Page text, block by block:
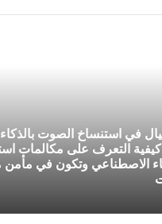
في استنساخ الصوت بالذكاء
التعرف على مكالمات
الاصطناعي وتكون في